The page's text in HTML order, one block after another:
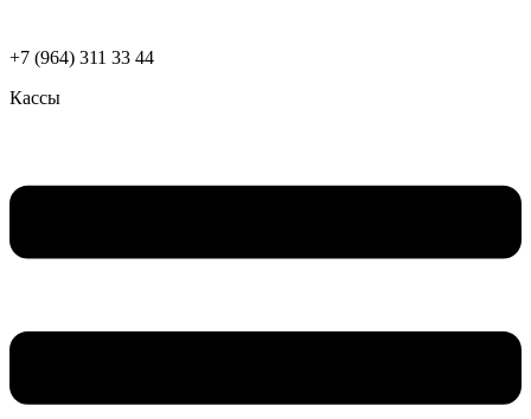
+7 (964) 311 33 44
Кассы